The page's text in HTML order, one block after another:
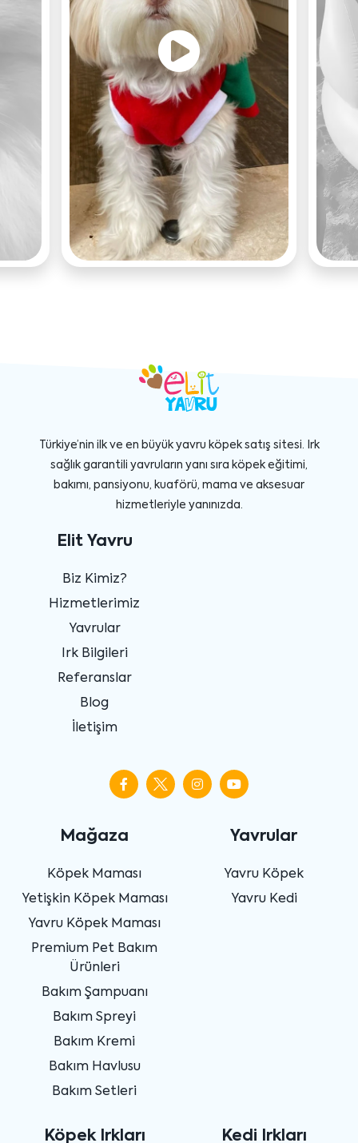
Türkiye’nin ilk ve en büyük yavru köpek satış sitesi. Irk
sağlık garantili yavruların yanı sıra köpek eğitimi,
bakımı, pansiyonu, kuaförü, mama ve aksesuar
hizmetleriyle yanınızda.
Elit Yavru
Biz Kimiz?
Hizmetlerimiz
Yavrular
Irk Bilgileri
Referanslar
Blog
İletişim
Mağaza
Köpek Maması
Yetişkin Köpek Maması
Yavru Köpek Maması
Premium Pet Bakım
Ürünleri
Bakım Şampuanı
Bakım Spreyi
Bakım Kremi
Bakım Havlusu
Bakım Setleri
Yavrular
Yavru Köpek
Yavru Kedi
Köpek Irkları Kedi Irkları